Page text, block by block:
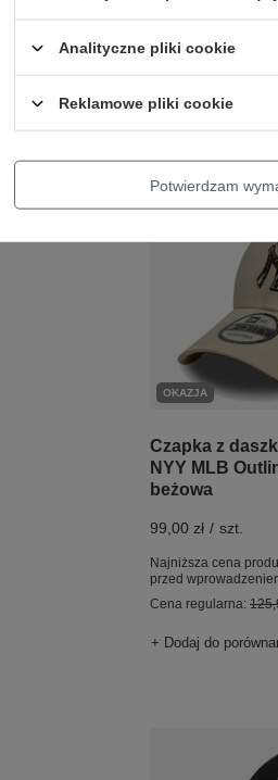
Najniższa cena
Cena regularna:
OKAZJA
Czapka z
NYY MLB
beżowa
99,00 zł / szt.
Najniższa cena
przed
Cena regularna:
+ Dodaj do
Analityczne pliki cookie
Reklamowe pliki cookie
Potwierdzam